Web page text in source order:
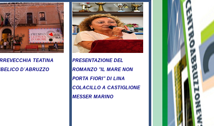
TEATINA
D’ABRUZZO
PRESENTAZIONE DEL
ROMANZO "IL MARE NON
PORTA FIORI" DI LINA
COLACILLO A CASTIGLIONE
MESSER MARINO